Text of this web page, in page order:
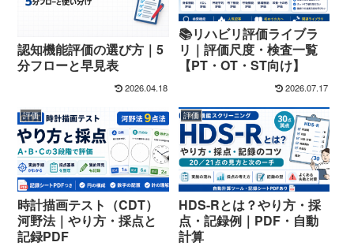
認知機能評価の選び方｜5
分フローと早見表
2026.04.18
📚リハビリ評価ライブラ
リ｜評価尺度・検査一覧
【PT・OT・ST向け】
2026.07.17
評価
時計描画テスト（CDT）
河野法｜やり方・採点と
記録PDF
評価
HDS-Rとは？やり方・採
点・記録例｜PDF・自動
計算